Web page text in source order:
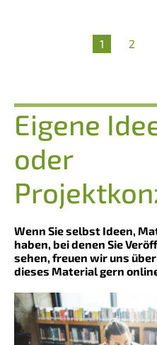
Seitennummerierung
Aktuelle
1 Seite
2
Eigene
oder
Wenn Sie selbst Ideen,
haben, bei denen Sie
sehen, freuen wir uns
dieses Material gern